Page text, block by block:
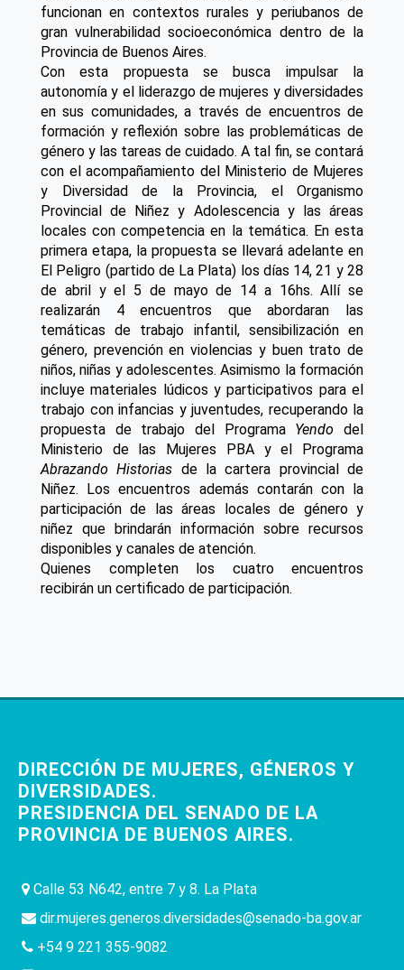
funcionan en contextos rurales y periubanos de
gran vulnerabilidad socioeconómica dentro de la
Provincia de Buenos Aires.
Con esta propuesta se busca impulsar la
autonomía y el liderazgo de mujeres y diversidades
en sus comunidades, a través de encuentros de
formación y reflexión sobre las problemáticas de
género y las tareas de cuidado. A tal fin, se contará
con el acompañamiento del Ministerio de Mujeres
y Diversidad de la Provincia, el Organismo
Provincial de Niñez y Adolescencia y las áreas
locales con competencia en la temática. En esta
primera etapa, la propuesta se llevará adelante en
El Peligro (partido de La Plata) los días 14, 21 y 28
de abril y el 5 de mayo de 14 a 16hs. Allí se
realizarán 4 encuentros que abordaran las
temáticas de trabajo infantil, sensibilización en
género, prevención en violencias y buen trato de
niños, niñas y adolescentes. Asimismo la formación
incluye materiales lúdicos y participativos para el
trabajo con infancias y juventudes, recuperando la
propuesta de trabajo del Programa Yendo del
Ministerio de las Mujeres PBA y el Programa
Abrazando Historias de la cartera provincial de
Niñez. Los encuentros además contarán con la
participación de las áreas locales de género y
niñez que brindarán información sobre recursos
disponibles y canales de atención.
Quienes completen los cuatro encuentros
recibirán un certificado de participación.
DIRECCIÓN DE MUJERES, GÉNEROS Y
DIVERSIDADES.
PRESIDENCIA DEL SENADO DE LA
PROVINCIA DE BUENOS AIRES.
Calle 53 N642, entre 7 y 8. La Plata
dir.mujeres.generos.diversidades@senado-ba.gov.ar
+54 9 221 355-9082